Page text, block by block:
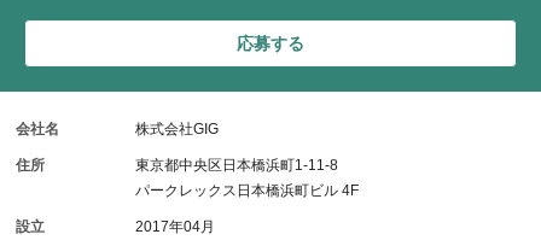
応募する
会社名 株式会社GIG
住所
東京都中央区日本橋浜町1-11-8
パークレックス日本橋浜町ビル 4F
設立 2017年04月